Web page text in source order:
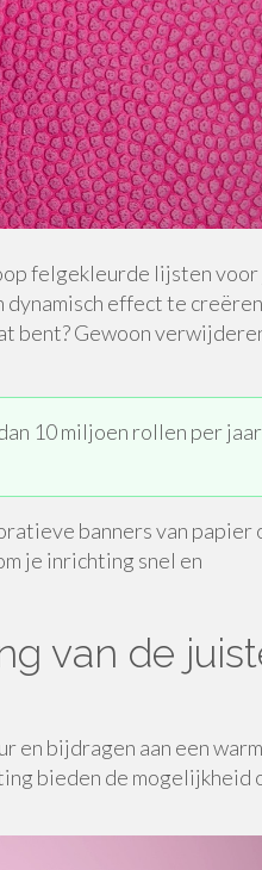
felgekleurde lijsten voor
dynamisch effect te creëren
bent? Gewoon
10 miljoen rollen per jaar
banners van papier
je inrichting snel en
van de
en bijdragen aan een
bieden de mogelijkheid